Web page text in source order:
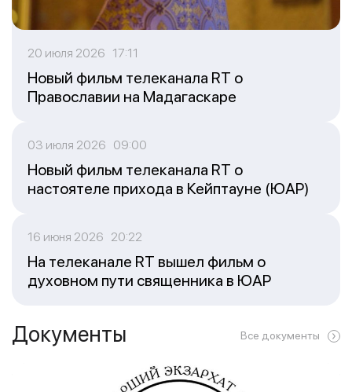
20 июля 2026 17:11
Новый фильм телеканала RT о
Православии на Мадагаскаре
03 июля 2026 09:00
Новый фильм телеканала RT о
настоятеле прихода в Кейптауне (ЮАР)
16 июня 2026 20:22
На телеканале RT вышел фильм о
духовном пути священника в ЮАР
Документы Все документы